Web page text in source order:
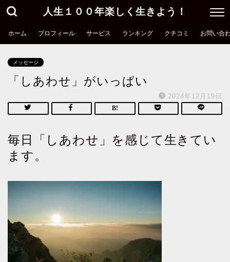
人生１００年楽しく生きよう！
ホーム プロフィール サービス ランキング クチコミ お問い合
メッセージ
「しあわせ」がいっぱい
2024年12月19日
毎日「しあわせ」を感じて生きてい
ます。